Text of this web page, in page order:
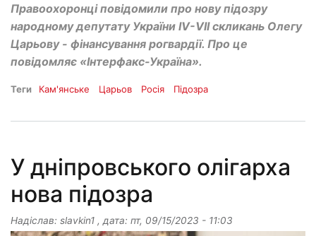
Правоохоронці повідомили про нову підозру
народному депутату України IV-VII скликань Олегу
Царьову - фінансування рогвардії. Про це
повідомляє «Інтерфакс-Україна».
Теги Кам'янське Царьов Росія Підозра
У дніпровського олігарха
нова підозра
Надіслав: slavkin1 , дата: пт, 09/15/2023 - 11:03